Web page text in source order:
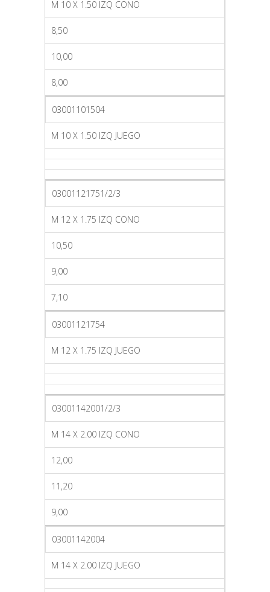
M 10 X 1.50 IZQ CONO
8,50
10,00
8,00
03001101504
M 10 X 1.50 IZQ JUEGO
03001121751/2/3
M 12 X 1.75 IZQ CONO
10,50
9,00
7,10
03001121754
M 12 X 1.75 IZQ JUEGO
03001142001/2/3
M 14 X 2.00 IZQ CONO
12,00
11,20
9,00
03001142004
M 14 X 2.00 IZQ JUEGO